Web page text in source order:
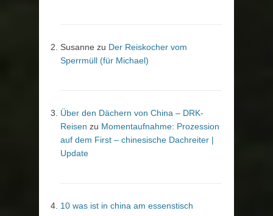
Susanne zu Der Reiskocher vom
Sperrmüll (für Michael)
Über den Dächern von China – DRK-
Reisen zu Momentaufnahme: Prozession
auf dem First – chinesische Dachreiter |
Update
10 was ist in china am essenstisch